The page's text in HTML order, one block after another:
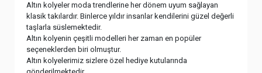
Altın kolyeler moda trendlerine her dönem uyum sağlayan
klasik takılardır. Binlerce yıldır insanlar kendilerini güzel değerli
taşlarla süslemektedir.
Altın kolyenin çeşitli modelleri her zaman en popüler
seçeneklerden biri olmuştur.
Altın kolyelerimiz sizlere özel hediye kutularında